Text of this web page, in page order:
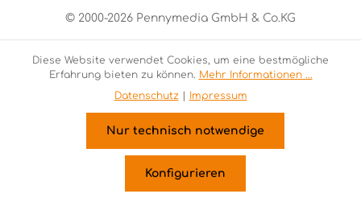
© 2000-2026 Pennymedia GmbH & Co.KG
Diese Website verwendet Cookies, um eine bestmögliche
Erfahrung bieten zu können. Mehr Informationen ...
Datenschutz| Impressum
Nur technisch notwendige
Konfigurieren